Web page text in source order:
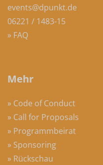
events@dpunkt.de
06221 / 1483-15
» FAQ
Mehr
» Code of Conduct
» Call for Proposals
» Programmbeirat
» Sponsoring
» Rückschau